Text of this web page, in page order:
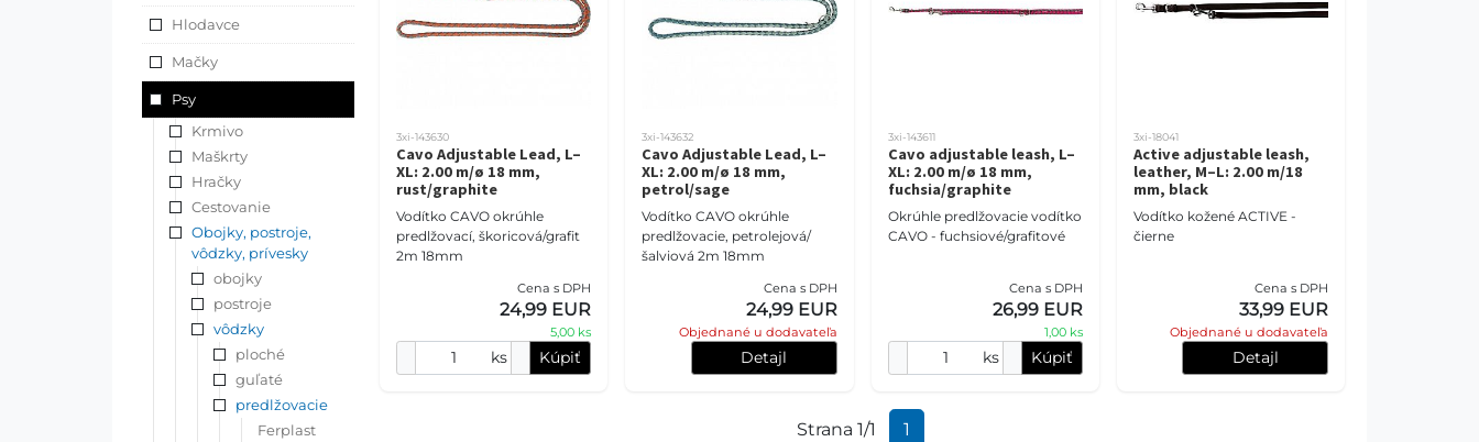
Hlodavce
Mačky
Psy
Krmivo
Maškrty
Hračky
Cestovanie
Obojky, postroje,
vôdzky, prívesky
obojky
postroje
vôdzky
ploché
guľaté
predlžovacie
Ferplast
3xi-143630
Cavo Adjustable Lead, L–
XL: 2.00 m/ø 18 mm,
rust/graphite
Vodítko CAVO okrúhle
predlžovací, škoricová/grafit
2m 18mm
Cena s DPH
24,99 EUR
5,00 ks
ks Kúpiť
3xi-143632
Cavo Adjustable Lead, L–
XL: 2.00 m/ø 18 mm,
petrol/sage
Vodítko CAVO okrúhle
predlžovacie, petrolejová/
šalviová 2m 18mm
Cena s DPH
24,99 EUR
Objednané u dodavateľa
Detajl
3xi-143611
Cavo adjustable leash, L–
XL: 2.00 m/ø 18 mm,
fuchsia/graphite
Okrúhle predlžovacie vodítko
CAVO - fuchsiové/grafitové
Cena s DPH
26,99 EUR
1,00 ks
ks Kúpiť
3xi-18041
Active adjustable leash,
leather, M–L: 2.00 m/18
mm, black
Vodítko kožené ACTIVE -
čierne
Cena s DPH
33,99 EUR
Objednané u dodavateľa
Detajl
Strana 1/1 1